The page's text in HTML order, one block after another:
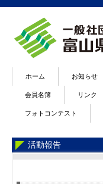
ホーム お知らせ
会員名簿 リンク
フォトコンテスト
活動報告